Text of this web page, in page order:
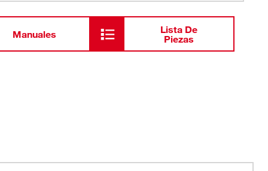
Manuales
Lista De
Piezas